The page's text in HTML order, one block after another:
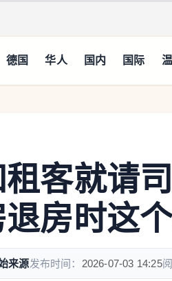
德国 华人 国内 国际
客就请
房时这
来源发布时间： 2026-07-03 14:25